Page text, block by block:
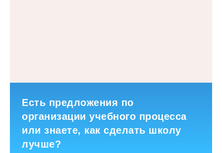
Есть предложения по
организации учебного процесса
или знаете, как сделать школу
лучше?